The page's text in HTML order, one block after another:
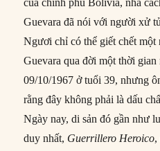
của chính phủ Bolivia, nhà
Guevara đã nói với người xử
Ngươi chỉ có thể giết chết
Guevara qua đời một thời gian
09/10/1967 ở tuổi 39, nhưng
rằng đây không phải là dấu
Ngày nay, di sản đó gần như
duy nhất, Guerrillero Heroico,